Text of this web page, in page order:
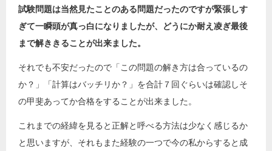
試験問題は当然見たことのある問題だったのですが緊張しす
ぎて一瞬頭が真っ白になりましたが、どうにか耐え凌ぎ最後
まで解ききることが出来ました。
それでも不安だったので「この問題の解き方は合っているの
か？」「計算はバッチリか？」を合計７回ぐらいは確認しそ
の甲斐あってか合格をすることが出来ました。
これまでの経緯を見ると正解と呼べる方法は少なく感じるか
と思いますが、それもまた経験の一つで今の私からすると成